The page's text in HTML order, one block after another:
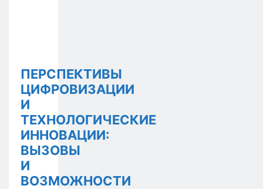
ПЕРСПЕКТИВЫ
ЦИФРОВИЗАЦИИ
И
ТЕХНОЛОГИЧЕСКИЕ
ИННОВАЦИИ:
ВЫЗОВЫ
И
ВОЗМОЖНОСТИ